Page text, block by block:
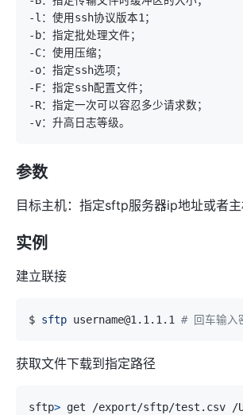
参数
目标主机：指定sftp服务器ip地址或者主
实例
建立联接
$ sftp username@1.1.1.1 # 回车输入
获取文件下载到指定路径
sftp>